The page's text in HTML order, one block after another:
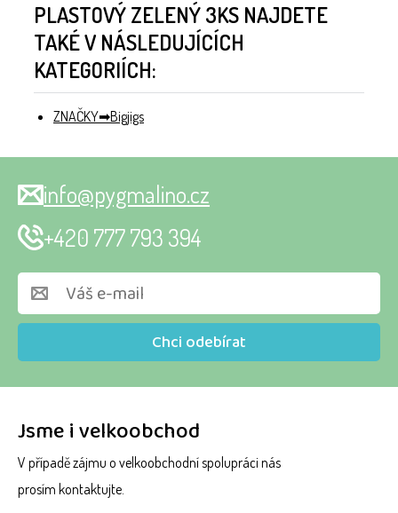
PLASTOVÝ ZELENÝ 3KS NAJDETE
TAKÉ V NÁSLEDUJÍCÍCH
KATEGORIÍCH:
ZNAČKY Bigjigs
Jsme i velkoobchod
V případě zájmu o velkoobchodní spolupráci nás
prosím kontaktujte.
Chci odebírat
info@pygmalino.cz
+420 777 793 394